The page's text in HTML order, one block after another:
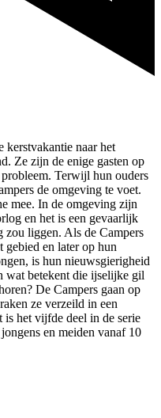
kerstvakantie naar het
Ze zijn de enige gasten op
Terwijl hun ouders
de omgeving te voet.
mee. In de omgeving zijn
en het is een gevaarlijk
zou liggen. Als de Campers
gebied en later op hun
is hun nieuwsgierigheid
wat betekent die ijselijke gil
De Campers gaan op
ze verzeild in een
het vijfde deel in de serie
en meiden vanaf 10